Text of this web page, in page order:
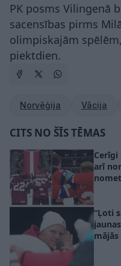
PK posms Vilingenā
sacensības pirms
olimpiskajām
piektdien.
Norvēģija Vācija
CITS NO ŠĪS TĒMAS
arī
“Ļoti
mājās